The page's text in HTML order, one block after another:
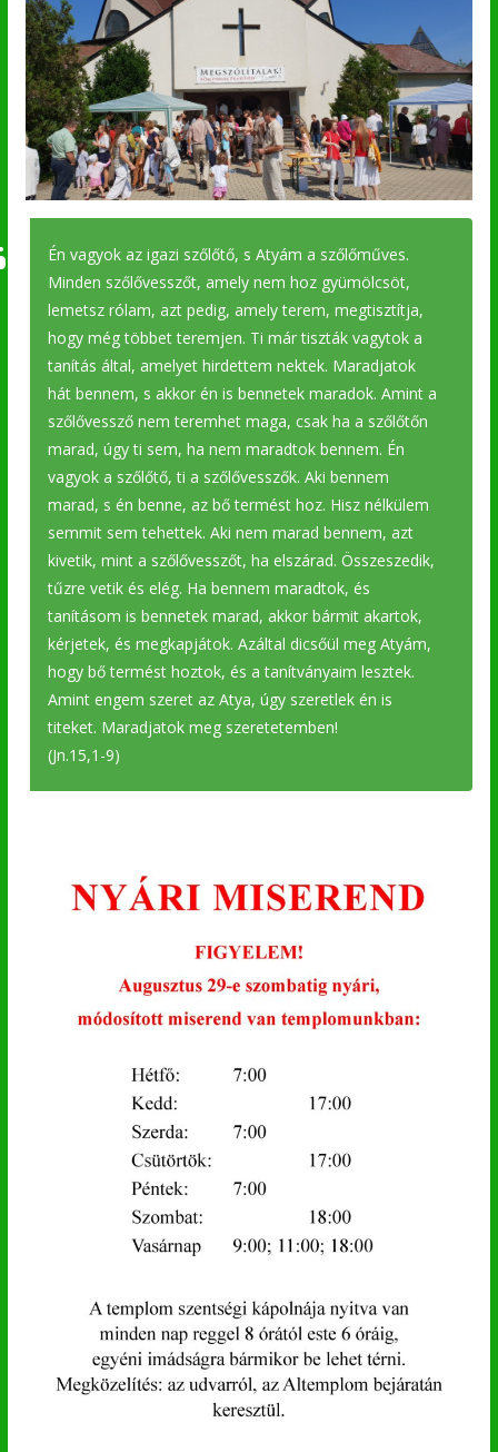
Én vagyok az igazi szőlőtő, s Atyám a szőlőműves.
Minden szőlővesszőt, amely nem hoz gyümölcsöt,
lemetsz rólam, azt pedig, amely terem, megtisztítja,
hogy még többet teremjen. Ti már tiszták vagytok a
tanítás által, amelyet hirdettem nektek. Maradjatok
hát bennem, s akkor én is bennetek maradok. Amint a
szőlővessző nem teremhet maga, csak ha a szőlőtőn
marad, úgy ti sem, ha nem maradtok bennem. Én
vagyok a szőlőtő, ti a szőlővesszők. Aki bennem
marad, s én benne, az bő termést hoz. Hisz nélkülem
semmit sem tehettek. Aki nem marad bennem, azt
kivetik, mint a szőlővesszőt, ha elszárad. Összeszedik,
tűzre vetik és elég. Ha bennem maradtok, és
tanításom is bennetek marad, akkor bármit akartok,
kérjetek, és megkapjátok. Azáltal dicsőül meg Atyám,
hogy bő termést hoztok, és a tanítványaim lesztek.
Amint engem szeret az Atya, úgy szeretlek én is
titeket. Maradjatok meg szeretetemben!
(Jn.15,1-9)